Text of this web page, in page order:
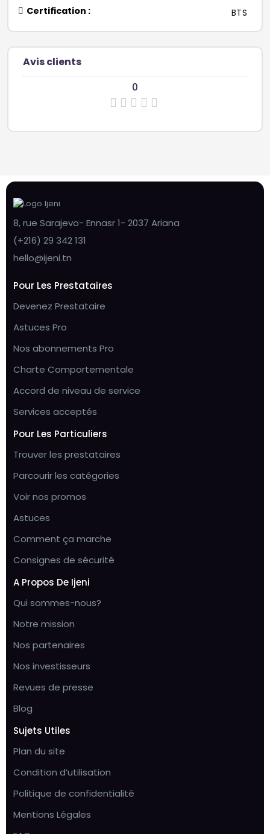
Certification :
BTS
Avis clients
0
8, rue Sarajevo- Ennasr 1- 2037 Ariana
(+216) 29 342 131
hello@ijeni.tn
Pour Les Prestataires
Devenez Prestataire
Astuces Pro
Nos abonnements Pro
Charte Comportementale
Accord de niveau de service
Services acceptés
Pour Les Particuliers
Trouver les prestataires
Parcourir les catégories
Voir nos promos
Astuces
Comment ça marche
Consignes de sécurité
A Propos De Ijeni
Qui sommes-nous?
Notre mission
Nos partenaires
Nos investisseurs
Revues de presse
Blog
Sujets Utiles
Plan du site
Condition d’utilisation
Politique de confidentialité
Mentions Légales